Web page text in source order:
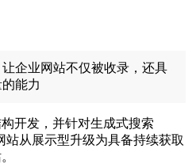
企业网站不仅被收录，还具
能力
开发，并针对生成式搜索
站从展示型升级为具备持续获取